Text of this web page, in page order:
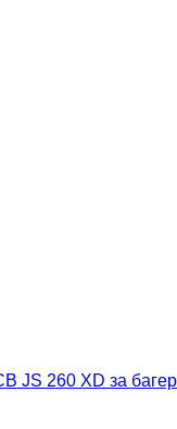
JS 260 XD за багер